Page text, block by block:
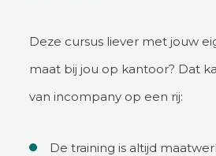
Deze cursus liever met jouw
maat bij jou op kantoor? Dat
van incompany op een rij:
De training is altijd